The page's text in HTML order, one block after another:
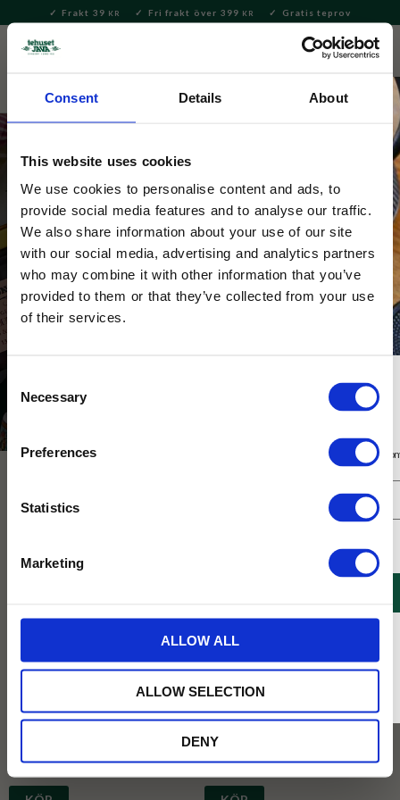
Consent Details About
This website uses cookies
We use cookies to personalise content and ads, to
provide social media features and to analyse our traffic.
We also share information about your use of our site
with our social media, advertising and analytics partners
who may combine it with other information that you’ve
provided to them or that they’ve collected from your use
of their services.
Selection
Necessary
Preferences
Statistics
Marketing
ALLOW ALL
ALLOW SELECTION
DENY
Meny
Frakt 39 KR Fri frakt över 399 KR Gratis teprov
House of Hafi
Hafi Havtorn 140g
Hafis friska havtornssylt, framställd av
på ostbrickan, i filen och på gröten.
Hafi Fikon Apelsin 150g
En sylt för både ostbrickan och
eftertoner!
62
Få 10% rabatt på ditt första köp på nätet och ta del av erbjudanden året
* Rabatten gäller endast online på Tehusetjava.se. Rabatten fungerar endast på